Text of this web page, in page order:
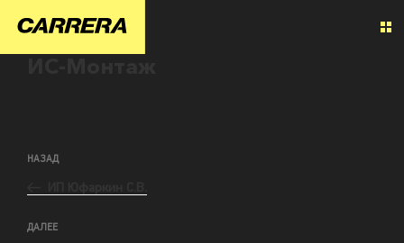
НАЗАД
ДАЛЕЕ